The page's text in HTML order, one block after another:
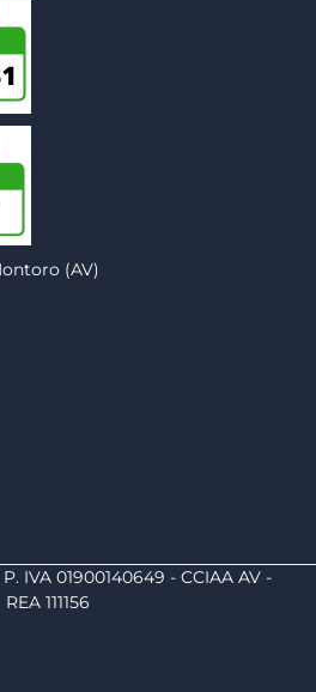
(AV)
IVA 01900140649 - CCIAA AV -
REA 111156